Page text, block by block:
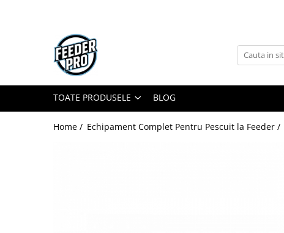
Toate Produsele
Accesorii Diverse
Mincioguri si Juvelnice
Scaune si Accesorii
TOATE PRODUSELE BLOG
Home / Echipament Complet Pentru Pescuit la Feeder /